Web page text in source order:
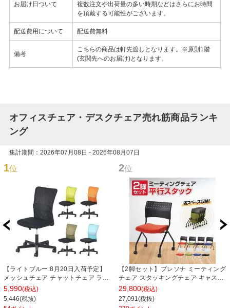
お届け日ついて
複数注文や出荷量の多い時期などはさらにお時間
を頂戴する可能性がございます。
配送費用について 配送費無料
備考
こちらの商品は軒先渡しとなります。※原則1階
(玄関先へのお届け)となります。
オフィスチェア・デスクチェア売れ筋商品ランキ
ング
集計期間：2026年07月08日 - 2026年08月07日
1位
【ライトブルー:8月20日入荷予定】
メッシュチェア チャットチェア ラン
バーサポート オフィスチェア デスク
チェア 会議椅子 幅580×奥行580×高
さ835-930mm
5,990(税込)
5,446(税抜)
2位
【2脚セット】プレソナ ミーティング
チェア スタッキングチェア キャスタ
ー付き 座面クッション 幅570×奥行
565×高さ805mm 会議室 収納 法人
大人数 重ねる 会議用椅子 会議用チェ
29,800(税込)
27,091(税抜)